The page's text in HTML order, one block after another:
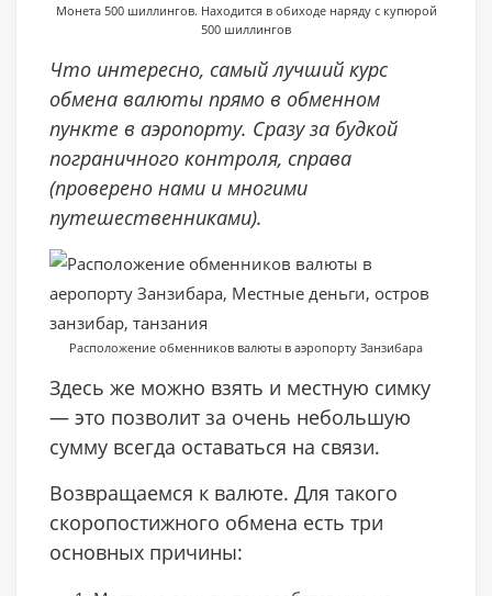
Монета 500 шиллингов. Находится в обиходе наряду с купюрой
500 шиллингов
Что интересно, самый лучший курс
обмена валюты прямо в обменном
пункте в аэропорту. Cразу за будкой
пограничного контроля, справа
(проверено нами и многими
путешественниками).
Расположение обменников валюты в аэропорту Занзибара
Здесь же можно взять и местную симку
— это позволит за очень небольшую
сумму всегда оставаться на связи.
Возвращаемся к валюте. Для такого
скоропостижного обмена есть три
основных причины: